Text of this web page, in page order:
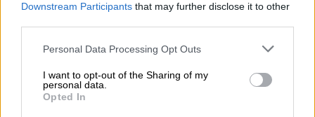
Downstream Participants that may further disclose it to other
Personal Data Processing Opt Outs
I want to opt-out of the Sharing of my
personal data.
Opted In
RENFE relanza la venta de billetes
para Avlo que entrará en